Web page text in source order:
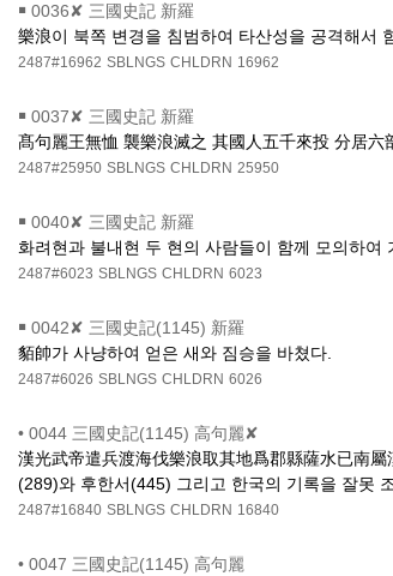
￭ 0036✘ 三國史記 新羅
樂浪이 북쪽 변경을 침범하여 타산성을 공격해서
2487#16962 SBLNGS CHLDRN 16962
￭ 0037✘ 三國史記 新羅
髙句麗王無恤 襲樂浪滅之 其國人五千來投 分居
2487#25950 SBLNGS CHLDRN 25950
￭ 0040✘ 三國史記 新羅
화려현과 불내현 두 현의 사람들이 함께 모의하
2487#6023 SBLNGS CHLDRN 6023
￭ 0042✘ 三國史記(1145) 新羅
貊帥가 사냥하여 얻은 새와 짐승을 바쳤다.
2487#6026 SBLNGS CHLDRN 6026
• 0044 三國史記(1145) 高句麗✘
漢光武帝遣兵渡海伐樂浪取其地爲郡縣薩水已南
(289)와 후한서(445) 그리고 한국의 기록을 잘못
2487#16840 SBLNGS CHLDRN 16840
• 0047 三國史記(1145) 高句麗